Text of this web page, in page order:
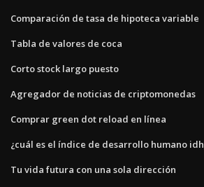
Comparación de tasa de hipoteca variable
Tabla de valores de coca
Corto stock largo puesto
Agregador de noticias de criptomonedas
Comprar green dot reload en línea
¿cuál es el índice de desarrollo humano idh_
Tu vida futura con una sola dirección